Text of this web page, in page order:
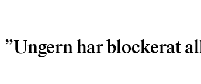
Ungern har blockerat